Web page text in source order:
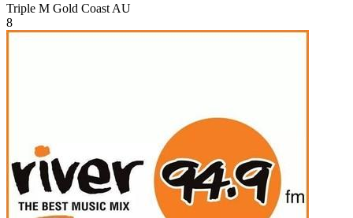
Triple M Gold Coast AU
8